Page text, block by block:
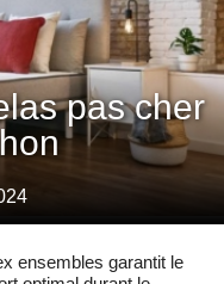
pas cher
ensembles garantit le